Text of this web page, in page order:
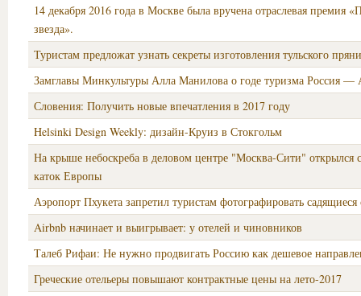
14 декабря 2016 года в Москве была вручена отраслевая премия
звезда».
Туристам предложат узнать секреты изготовления тульского
Замглавы Минкультуры Алла Манилова о годе туризма Россия —
Словения: Получить новые впечатления в 2017 году
Helsinki Design Weekly: дизайн-Круиз в Стокгольм
На крыше небоскреба в деловом центре "Москва-Сити" открылся
каток Европы
Аэропорт Пхукета запретил туристам фотографировать садящиеся
Airbnb начинает и выигрывает: у отелей и чиновников
Талеб Рифаи: Не нужно продвигать Россию как дешевое
Греческие отельеры повышают контрактные цены на лето-2017